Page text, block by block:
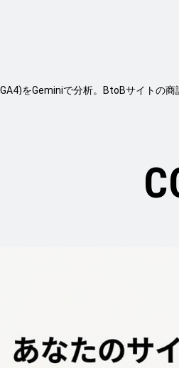
をGeminiで分析。BtoBサイトの商